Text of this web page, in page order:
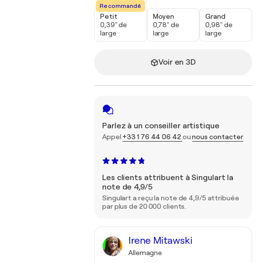
Recommandé
Petit
0,39" de
large
Moyen
0,78" de
large
Grand
0,98" de
large
Voir en 3D
Parlez à un conseiller artistique
Appel +33 1 76 44 06 42 ounous contacter
Les clients attribuent à Singulart la
note de 4,9/5
Singulart a reçu la note de 4,9/5 attribuée
par plus de 20 000 clients.
Irene Mitawski
Allemagne